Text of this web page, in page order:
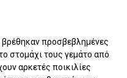
βρέθηκαν προσβεβλημένες
στομάχι τους γεμάτο από
αρκετές ποικιλίες